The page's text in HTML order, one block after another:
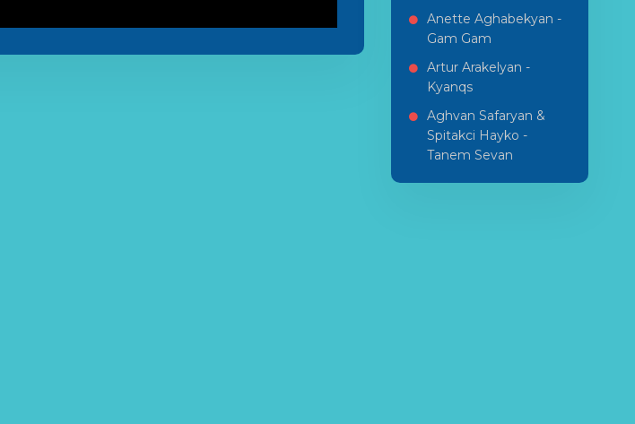
Anette Aghabekyan -
Gam Gam
Artur Arakelyan -
Kyanqs
Aghvan Safaryan &
Spitakci Hayko -
Tanem Sevan